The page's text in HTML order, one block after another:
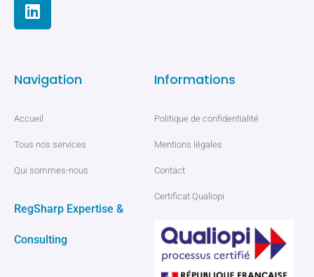
Navigation
Accueil
Tous nos services
Qui sommes-nous
RegSharp Expertise &
Consulting
Informations
Politique de confidentialité
Mentions légales
Contact
Certificat Qualiopi